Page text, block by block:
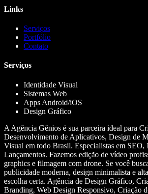
Links
Serviços
Portfólio
Contato
Serviços
Identidade Visual
Sistemas Web
Apps Android/iOS
Design Gráfico
A Agência Gênios é sua parceira ideal para
Desenvolvimento de Aplicativos, Design de
Visual em todo Brasil. Especialistas em
Lançamentos. Fazemos edição de vídeo
graphics e filmagem com drone. Se você
publicidade moderna, design minimalista e
escolha certa. Agência de Design Gráfico,
Branding, Web Design Responsivo, Criação